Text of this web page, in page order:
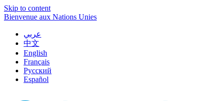
Skip to content
Bienvenue aux Nations Unies
عربي
中文
English
Français
Русский
Español